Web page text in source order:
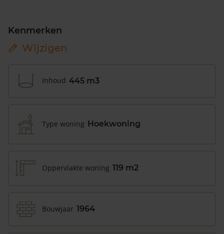
Kenmerken
Wijzigen
Inhoud 445 m3
Type woning Hoekwoning
Oppervlakte woning 119 m2
Bouwjaar 1964